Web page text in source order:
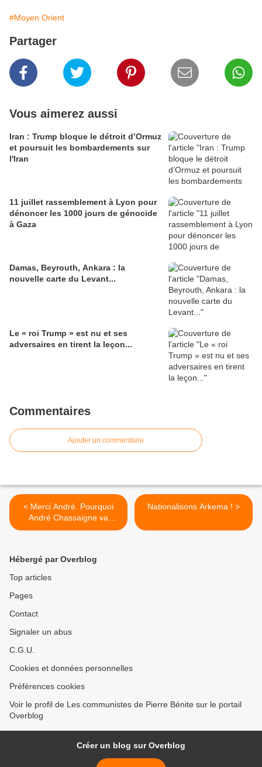
#Moyen Orient
Partager
Vous aimerez aussi
Iran : Trump bloque le détroit d’Ormuz
et poursuit les bombardements sur
l'Iran
11 juillet rassemblement à Lyon pour
dénoncer les 1000 jours de génocide
à Gaza
Damas, Beyrouth, Ankara : la
nouvelle carte du Levant...
Le « roi Trump » est nu et ses
adversaires en tirent la leçon...
Commentaires
Ajouter un commentaire
< Merci André. Pourquoi
André Chassaigne va
quitter l’Assemblée
Nationalisons Arkema ! >
Hébergé par Overblog
Top articles
Pages
Contact
Signaler un abus
C.G.U.
Cookies et données personnelles
Préférences cookies
Voir le profil de Les communistes de Pierre Bénite sur le portail
Overblog
Créer un blog sur Overblog